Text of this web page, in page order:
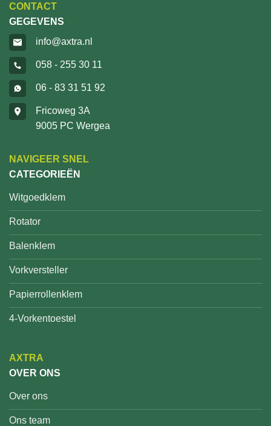
CONTACT
GEGEVENS
info@axtra.nl
058 - 255 30 11
06 - 83 31 51 92
Fricoweg 3A
9005 PC Wergea
NAVIGEER SNEL
CATEGORIEËN
Witgoedklem
Rotator
Balenklem
Vorkversteller
Papierrollenklem
4-Vorkentoestel
AXTRA
OVER ONS
Over ons
Ons team